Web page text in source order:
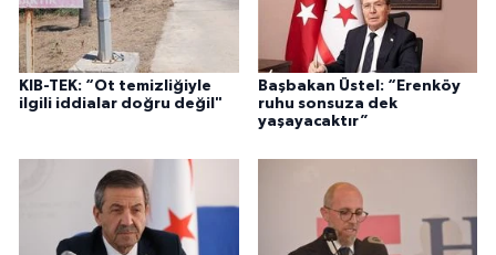
KIB-TEK: “Ot temizliğiyle
ilgili iddialar doğru değil"
Başbakan Üstel: “Erenköy
ruhu sonsuza dek
yaşayacaktır”